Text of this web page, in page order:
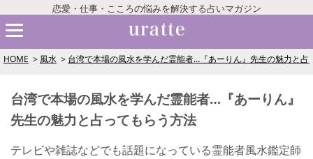
恋愛・仕事・こころの悩みを解決する占いマガジン
HOME 風水 台湾で本場の風水を学んだ霊能者…『あーりん』先生の魅力と占
台湾で本場の風水を学んだ霊能者…『あーりん』
先生の魅力と占ってもらう方法
テレビや雑誌などでも話題になっている霊能者風水鑑定師